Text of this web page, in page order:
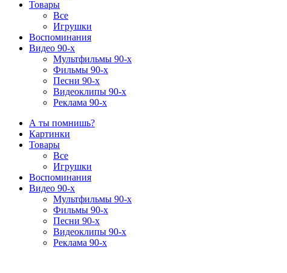
Товары
Все
Игрушки
Воспоминания
Видео 90-х
Мультфильмы 90-х
Фильмы 90-х
Песни 90-х
Видеоклипы 90-х
Реклама 90-х
А ты помнишь?
Картинки
Товары
Все
Игрушки
Воспоминания
Видео 90-х
Мультфильмы 90-х
Фильмы 90-х
Песни 90-х
Видеоклипы 90-х
Реклама 90-х